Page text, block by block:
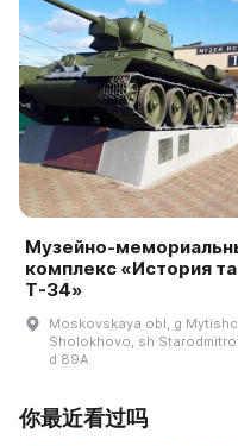
Музейно-
комплекс «История
Т-34»
Moskovskaya obl, g
Sholokhovo, sh
d 89A
你最近看过吗